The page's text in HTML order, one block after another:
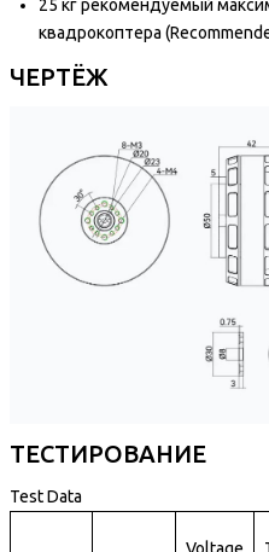
25 кг рекомендуемый
квадрокоптера
ЧЕРТЁЖ
ТЕСТИРОВАНИЕ
Test Data